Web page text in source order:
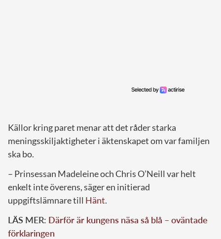
Källor kring paret menar att det råder starka
meningsskiljaktigheter i äktenskapet om var familjen
ska bo.
– Prinsessan Madeleine och Chris O’Neill var helt
enkelt inte överens, säger en initierad
uppgiftslämnare till Hänt.
LÄS MER: Därför är kungens näsa så blå – oväntade
förklaringen